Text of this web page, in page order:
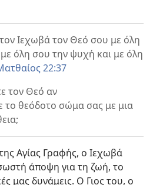
Ιεχωβά τον Θεό σου με όλη
όλη σου την ψυχή και με όλη
22:37
τον Θεό αν
το θεόδοτο σώμα σας με μια
Αγίας Γραφής, ο Ιεχωβά
άποψη για τη ζωή, το
μας δυνάμεις. Ο Γιος του, ο